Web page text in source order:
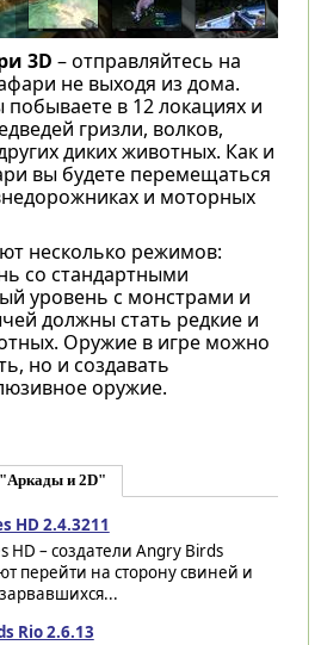
3D – отправляйтесь на
не выходя из дома.
в 12 локациях и
гризли, волков,
диких животных. Как и
вы будете перемещаться
и моторных
несколько режимов:
со стандартными
уровень с монстрами и
должны стать редкие и
Оружие в игре можно
но и создавать
оружие.
и 2D"
HD 2.4.3211
HD – создатели Angry Birds
перейти на сторону свиней и
Rio 2.6.13